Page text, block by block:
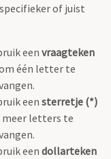
of juist
eenvraagteken
één letter te
eensterretje (*)
meer letters te
eendollarteken